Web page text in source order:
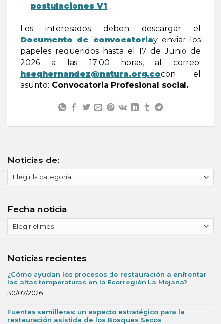
postulaciones V1
Los interesados deben descargar el
Documento de convocatoriay enviar los
papeles requeridos hasta el 17 de Junio de
2026 a las 17:00 horas, al correo:
hseqhernandez@natura.org.cocon el
asunto: Convocatoria Profesional social.
Noticias de:
de:
Fecha noticia
Fecha
noticia
Noticias recientes
¿Cómo ayudan los procesos de restauración a enfrentar
las altas temperaturas en la Ecorregión La Mojana?
30/07/2026
Fuentes semilleras: un aspecto estratégico para la
restauración asistida de los Bosques Secos